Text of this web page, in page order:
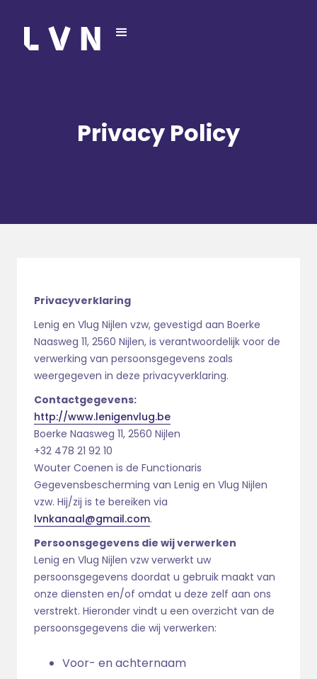
Privacy Policy
Privacyverklaring
Lenig en Vlug Nijlen vzw, gevestigd aan Boerke
Naasweg 11, 2560 Nijlen, is verantwoordelijk voor de
verwerking van persoonsgegevens zoals
weergegeven in deze privacyverklaring.
Contactgegevens:
http://www.lenigenvlug.be
Boerke Naasweg 11, 2560 Nijlen
+32 478 21 92 10
Wouter Coenen is de Functionaris
Gegevensbescherming van Lenig en Vlug Nijlen
vzw. Hij/zij is te bereiken via
lvnkanaal@gmail.com.
Persoonsgegevens die wij verwerken
Lenig en Vlug Nijlen vzw verwerkt uw
persoonsgegevens doordat u gebruik maakt van
onze diensten en/of omdat u deze zelf aan ons
verstrekt. Hieronder vindt u een overzicht van de
persoonsgegevens die wij verwerken:
Voor- en achternaam